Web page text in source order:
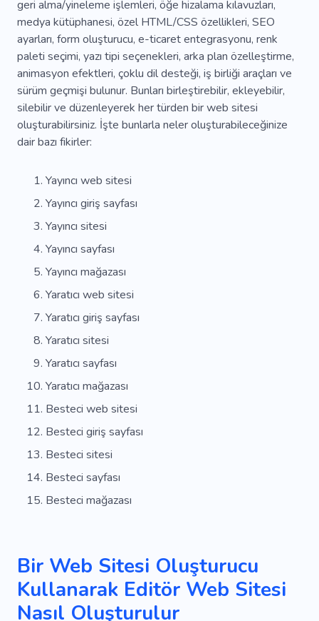
Başarı
Emeklilik Çözüm
Planlama
Güvenlik
Visa
geri alma/yineleme işlemleri, öğe hizalama kılavuzları,
medya kütüphanesi, özel HTML/CSS özellikleri, SEO
ayarları, form oluşturucu, e-ticaret entegrasyonu, renk
paleti seçimi, yazı tipi seçenekleri, arka plan özelleştirme,
animasyon efektleri, çoklu dil desteği, iş birliği araçları ve
sürüm geçmişi bulunur. Bunları birleştirebilir, ekleyebilir,
silebilir ve düzenleyerek her türden bir web sitesi
oluşturabilirsiniz. İşte bunlarla neler oluşturabileceğinize
dair bazı fikirler:
Yayıncı web sitesi
Yayıncı giriş sayfası
Yayıncı sitesi
Yayıncı sayfası
Yayıncı mağazası
Yaratıcı web sitesi
Yaratıcı giriş sayfası
Yaratıcı sitesi
Yaratıcı sayfası
Yaratıcı mağazası
Besteci web sitesi
Besteci giriş sayfası
Besteci sitesi
Besteci sayfası
Besteci mağazası
Bir Web Sitesi Oluşturucu
Kullanarak Editör Web Sitesi
Nasıl Oluşturulur